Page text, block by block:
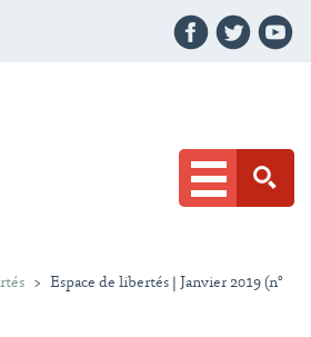
> Espace de libertés | Janvier 2019 (n°